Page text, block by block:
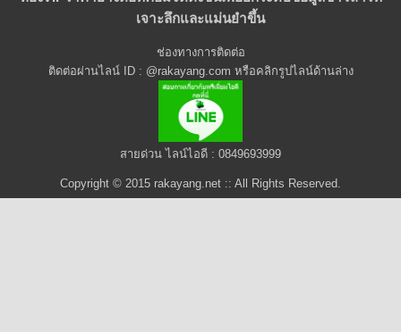
เจาะลึกและแม่นยำขึ้น
ช่องทางการติดต่อ
ติดต่อผ่านไลน์ ID : @rakayang.com หรือคลิกรูปไลน์ด้านล่าง
สายด่วน ไลน์ไอดี : 0849693999
Copyright © 2015 rakayang.net :: All Rights Reserved.